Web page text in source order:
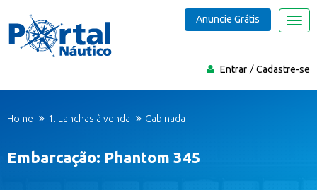
Entrar Cadastre-se
Anuncie Grátis
Home 1. Lanchas à venda Cabinada
Embarcação: Phantom 345